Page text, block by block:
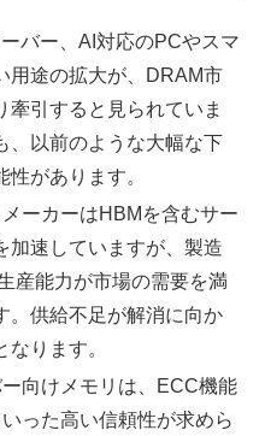
バー、AI対応のPCやスマ
用途の拡大が、DRAM市
牽引すると見られていま
、以前のような大幅な下
があります。
ーカーはHBMを含むサー
加速していますが、製造
産能力が市場の需要を満
。供給不足が解消に向か
ります。
向けメモリは、ECC機能
った高い信頼性が求めら